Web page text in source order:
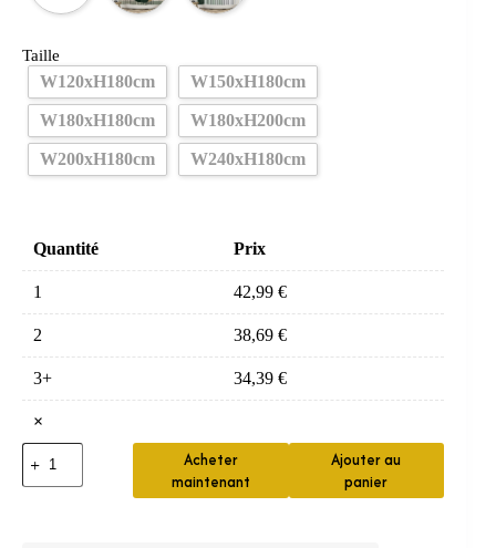
Taille
W120xH180cm W150xH180cm
W180xH180cm W180xH200cm
W200xH180cm W240xH180cm
Quantité Prix
1 42,99 €
2 38,69 €
3+ 34,39 €
×
quantité
de
Rideau
Acheter
maintenant
Ajouter au
panier